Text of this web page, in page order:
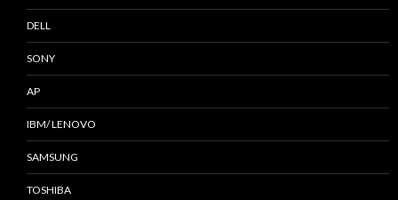
DELL
SONY
AP
IBM/ LENOVO
SAMSUNG
TOSHIBA